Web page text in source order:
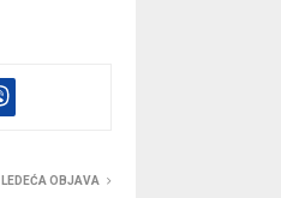
OBJAVA